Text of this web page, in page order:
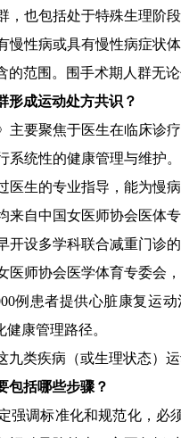
，也包括处于特殊生理阶
慢性病或具有慢性病症状
的范围。围手术期人群无
形成运动处方共识？
》主要聚焦于医生在临床
系统性的健康管理与维护
医生的专业指导，能为慢
来自中国女医师协会医体
开设多学科联合减重门诊
医师协会医学体育专委会
例患者提供心脏康复运
康管理路径。
九类疾病（或生理状态）
包括哪些步骤？
强调标准化和规范化，必